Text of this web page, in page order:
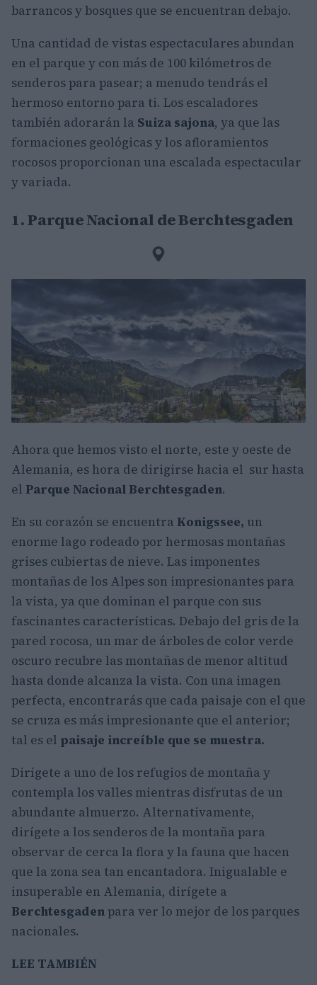
barrancos y bosques que se encuentran debajo.
Una cantidad de vistas espectaculares abundan
en el parque y con más de 100 kilómetros de
senderos para pasear; a menudo tendrás el
hermoso entorno para ti. Los escaladores
también adorarán la Suiza sajona, ya que las
formaciones geológicas y los afloramientos
rocosos proporcionan una escalada espectacular
y variada.
1. Parque Nacional de Berchtesgaden
Ahora que hemos visto el norte, este y oeste de
Alemania, es hora de dirigirse hacia el sur hasta
el Parque Nacional Berchtesgaden.
En su corazón se encuentra Konigssee, un
enorme lago rodeado por hermosas montañas
grises cubiertas de nieve. Las imponentes
montañas de los Alpes son impresionantes para
la vista, ya que dominan el parque con sus
fascinantes características. Debajo del gris de la
pared rocosa, un mar de árboles de color verde
oscuro recubre las montañas de menor altitud
hasta donde alcanza la vista. Con una imagen
perfecta, encontrarás que cada paisaje con el que
se cruza es más impresionante que el anterior;
tal es el paisaje increíble que se muestra.
Dirígete a uno de los refugios de montaña y
contempla los valles mientras disfrutas de un
abundante almuerzo. Alternativamente,
dirígete a los senderos de la montaña para
observar de cerca la flora y la fauna que hacen
que la zona sea tan encantadora. Inigualable e
insuperable en Alemania, dirígete a
Berchtesgadenpara ver lo mejor de los parques
nacionales.
LEE TAMBIÉN